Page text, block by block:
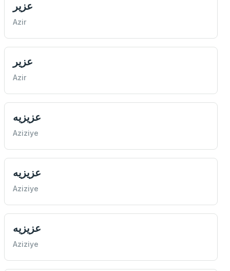
عزير
Azir
عزير
Azir
عزيزيه
Aziziye
عزيزيه
Aziziye
عزيزيه
Aziziye